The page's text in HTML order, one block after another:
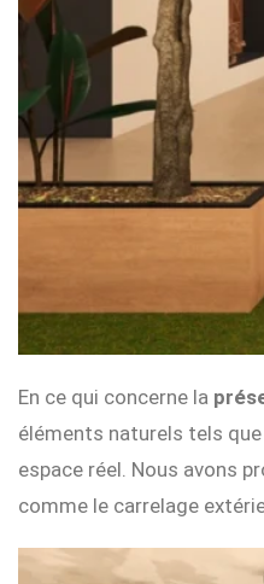
En ce qui concerne la
éléments naturels tels
espace réel. Nous avons
comme le carrelage